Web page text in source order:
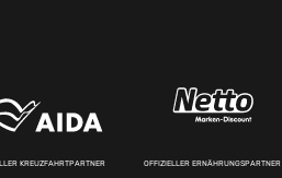
KREUZFAHRTPARTNER OFFIZIELLER ERNÄHRUNGSPARTNER